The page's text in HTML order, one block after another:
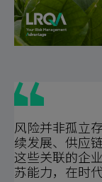
风险并非孤立
续发展、供应
这些关联的企
苏能力，在时